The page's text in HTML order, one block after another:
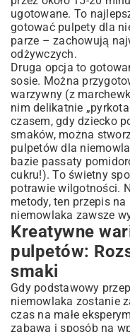
ugotowane. To
gotować pulpety dla
parze – zachowują
odżywczych.
Druga opcja to
sosie. Można
warzywny (z
nim delikatnie
czasem, gdy dziecko
smaków, można
pulpetów dla
bazie passaty
cukru!). To świetny
potrawie wilgotności.
metody, ten przepis
niemowlaka zawsze
Kreatywne
pulpetów:
smaki
Gdy podstawowy
niemowlaka zostanie
czas na małe
zabawa i sposób na